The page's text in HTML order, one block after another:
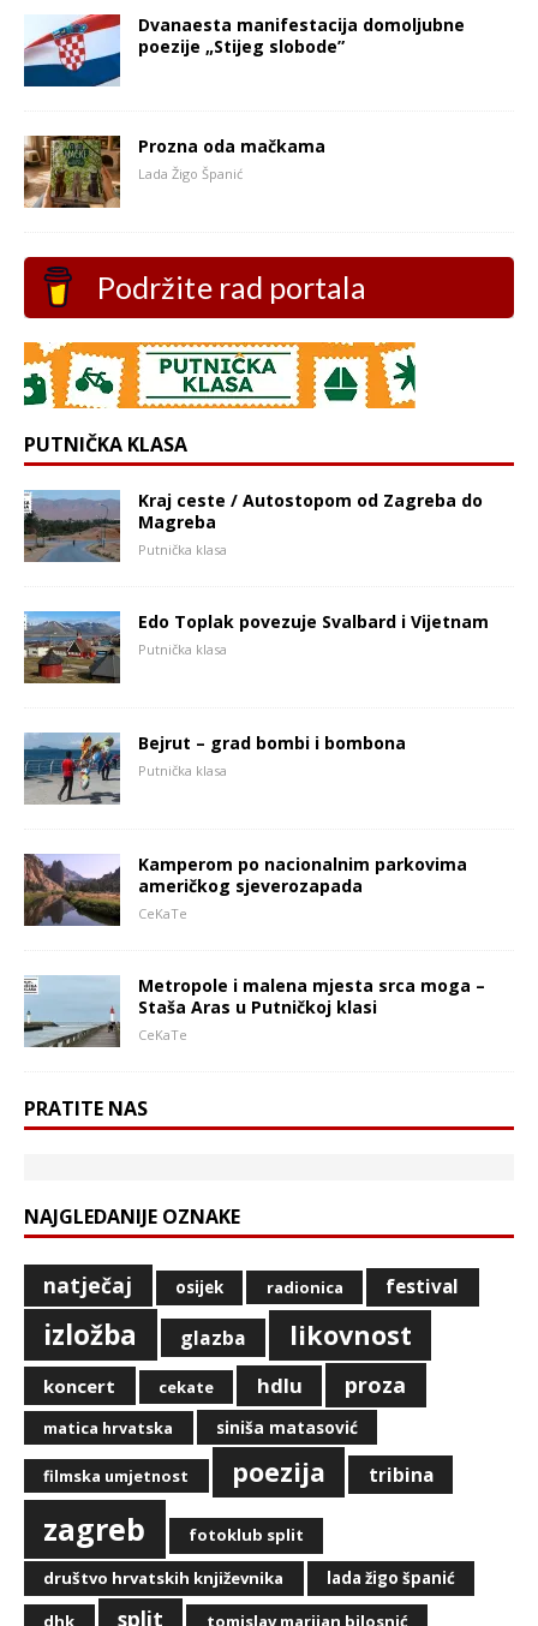
Dvanaesta manifestacija domoljubne
poezije „Stijeg slobode”
Prozna oda mačkama
Lada Žigo Španić
Podržite rad portala
PUTNIČKA KLASA
Kraj ceste / Autostopom od Zagreba do
Magreba
Putnička klasa
Edo Toplak povezuje Svalbard i Vijetnam
Putnička klasa
Bejrut – grad bombi i bombona
Putnička klasa
Kamperom po nacionalnim parkovima
američkog sjeverozapada
CeKaTe
Metropole i malena mjesta srca moga –
Staša Aras u Putničkoj klasi
CeKaTe
PRATITE NAS
NAJGLEDANIJE OZNAKE
natječaj osijek radionica festival
izložba glazba likovnost
koncert cekate hdlu proza
matica hrvatska siniša matasović
filmska umjetnost poezija tribina
zagreb
fotoklub split
društvo hrvatskih književnika
lada žigo španić
dhk split tomislav marijan bilosnić